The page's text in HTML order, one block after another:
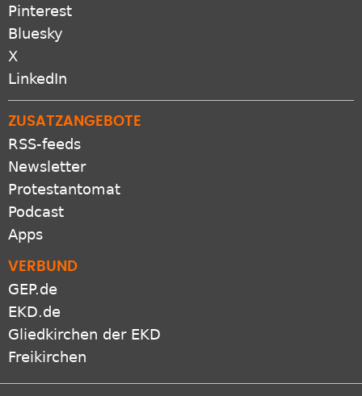
Pinterest
Bluesky
X
LinkedIn
ZUSATZANGEBOTE
RSS-feeds
Newsletter
Protestantomat
Podcast
Apps
VERBUND
GEP.de
EKD.de
Gliedkirchen der EKD
Freikirchen